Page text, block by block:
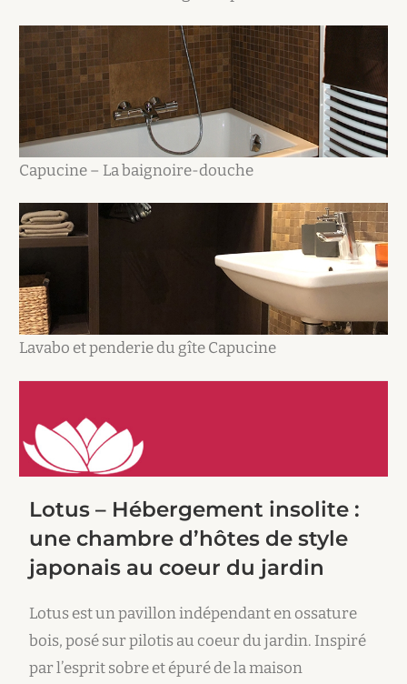
Capucine – La baignoire-douche
Lavabo et penderie du gîte Capucine
Lotus – Hébergement insolite :
une chambre d’hôtes de style
japonais au coeur du jardin
Lotus est un pavillon indépendant en ossature
bois, posé sur pilotis au coeur du jardin. Inspiré
par l’esprit sobre et épuré de la maison